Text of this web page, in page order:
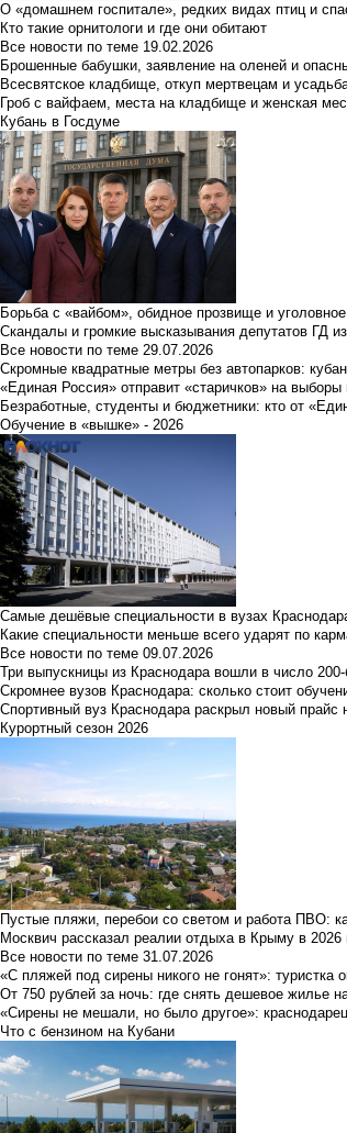
О «домашнем госпитале», редких видах птиц и
Кто такие орнитологи и где они обитают
Все новости по теме 19.02.2026
Брошенные бабушки, заявление на оленей и
Всесвятское кладбище, откуп мертвецам и
Гроб с вайфаем, места на кладбище и женская
Кубань в Госдуме
Борьба с «вайбом», обидное прозвище и
Скандалы и громкие высказывания депутатов ГД
Все новости по теме 29.07.2026
Скромные квадратные метры без автопарков:
«Единая Россия» отправит «старичков» на
Безработные, студенты и бюджетники: кто от
Обучение в «вышке» - 2026
Самые дешёвые специальности в вузах
Какие специальности меньше всего ударят по
Все новости по теме 09.07.2026
Три выпускницы из Краснодара вошли в число
Скромнее вузов Краснодара: сколько стоит
Спортивный вуз Краснодара раскрыл новый прайс
Курортный сезон 2026
Пустые пляжи, перебои со светом и работа ПВО:
Москвич рассказал реалии отдыха в Крыму в 2026
Все новости по теме 31.07.2026
«С пляжей под сирены никого не гонят»: туристка
От 750 рублей за ночь: где снять дешевое жилье
«Сирены не мешали, но было другое»:
Что с бензином на Кубани